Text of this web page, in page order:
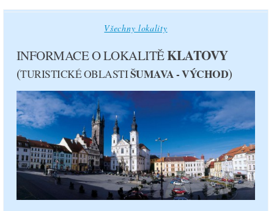
pondělí
29°C
5.1 m/s
0.1 mm
úterý
11.8.
27°C
0 mm
středa
12.8.
čtvrtek
13.8.
Všechny lokality
INFORMACE O LOKALITĚKLATOVY
(TURISTICKÉ OBLASTIŠUMAVA - VÝCHOD)